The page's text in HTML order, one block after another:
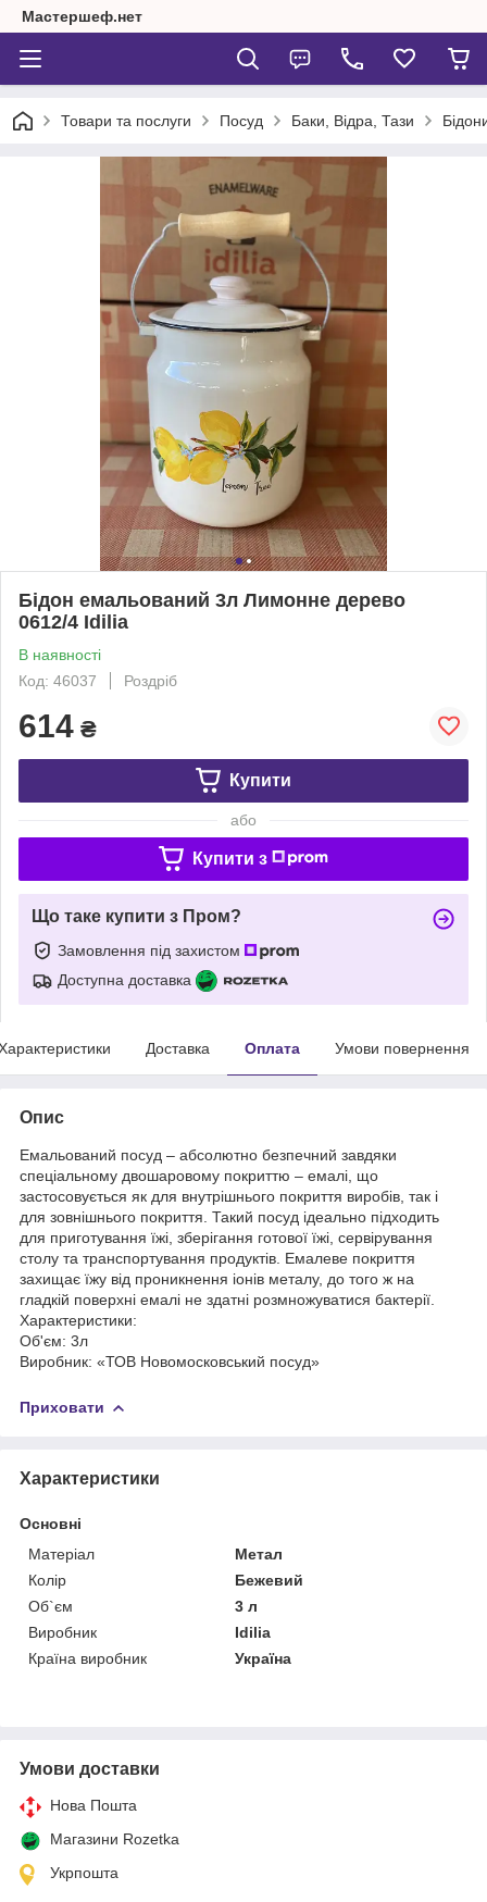
Мастершеф.нет
Товари та послуги Посуд Баки, Відра, Тази
Бідон емальований 3л Лимонне дерево
0612/4 Idilia
В наявності
Код: 46037
Роздріб
614 ₴
Купити
або
Купити з
Що таке купити з Пром?
Замовлення під захистом
Доступна доставка
Доставка Оплата Умови повернення
Опис
Емальований посуд – абсолютно безпечний завдяки
спеціальному двошаровому покриттю – емалі, що
застосовується як для внутрішнього покриття виробів, так і
для зовнішнього покриття. Такий посуд ідеально підходить
для приготування їжі, зберігання готової їжі, сервірування
столу та транспортування продуктів. Емалеве покриття
захищає їжу від проникнення іонів металу, до того ж на
гладкій поверхні емалі не здатні розмножуватися бактерії.
Характеристики:
Об'єм: 3л
Виробник: «ТОВ Новомосковський посуд»
Приховати
Характеристики
Основні
Матеріал
Метал
Колір
Бежевий
Об`єм
3 л
Виробник
Idilia
Країна виробник
Україна
Умови доставки
Нова Пошта
Магазини Rozetka
Укрпошта